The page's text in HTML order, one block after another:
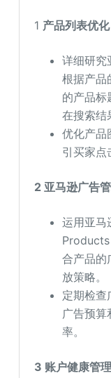
1 产品列表优化
详细研究
根据产品
的产品标
在搜索结
优化产品
引买家点
2 亚马逊广告管
运用亚马
合产品的
放策略。
定期检查
广告预算
率。
3 账户健康管理